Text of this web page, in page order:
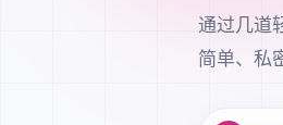
通过几道
简单、私